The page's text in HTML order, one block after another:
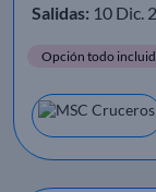
Salidas: 10 Dic.
Opción todo